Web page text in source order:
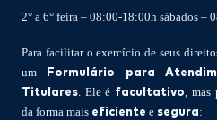
2° a 6° feira – 08:00-18:00h sábados –
Para facilitar o exercício de seus
um Formulário para
Titulares. Ele é facultativo, mas
da forma mais eficiente e segura: